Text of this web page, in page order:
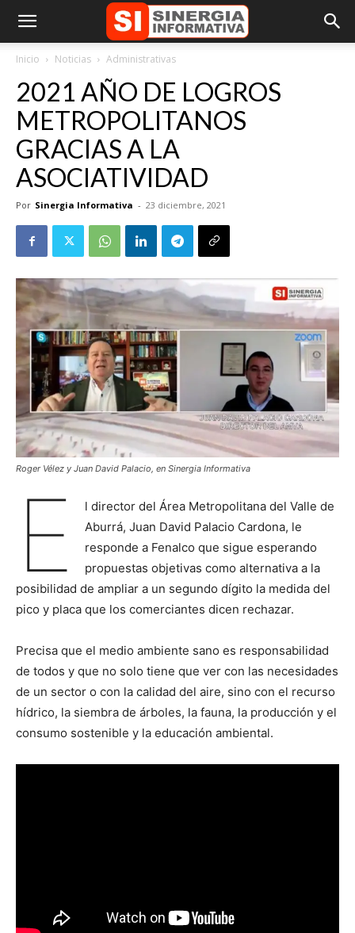
Inicio Noticias Administrativas
2021 AÑO DE LOGROS
METROPOLITANOS
GRACIAS A LA
ASOCIATIVIDAD
Por Sinergia Informativa - 23 diciembre, 2021
Roger Vélez y Juan David Palacio, en Sinergia Informativa
E
l director del Área Metropolitana del Valle de
Aburrá, Juan David Palacio Cardona, le
responde a Fenalco que sigue esperando
propuestas objetivas como alternativa a la
posibilidad de ampliar a un segundo dígito la medida del
pico y placa que los comerciantes dicen rechazar.
Precisa que el medio ambiente sano es responsabilidad
de todos y que no solo tiene que ver con las necesidades
de un sector o con la calidad del aire, sino con el recurso
hídrico, la siembra de árboles, la fauna, la producción y el
consumo sostenible y la educación ambiental.